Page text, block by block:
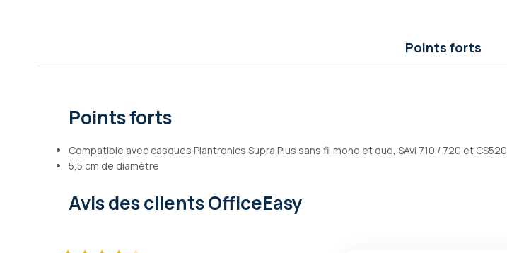
Points forts
Points forts
Compatible avec casques Plantronics Supra Plus sans fil mono et duo, SAvi 710 / 720 et CS520
5,5 cm de diamètre
Avis des clients OfficeEasy